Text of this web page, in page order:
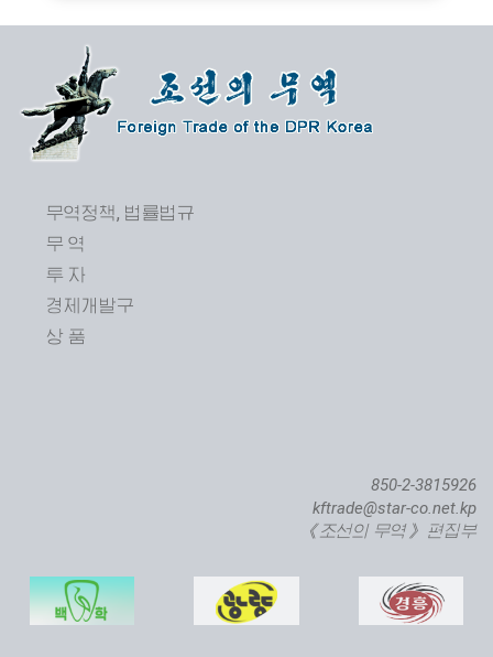
무역정책, 법률법규
무 역
투 자
경제개발구
상 품
850-2-3815926
kftrade@star-co.net.kp
《조선의 무역》 편집부